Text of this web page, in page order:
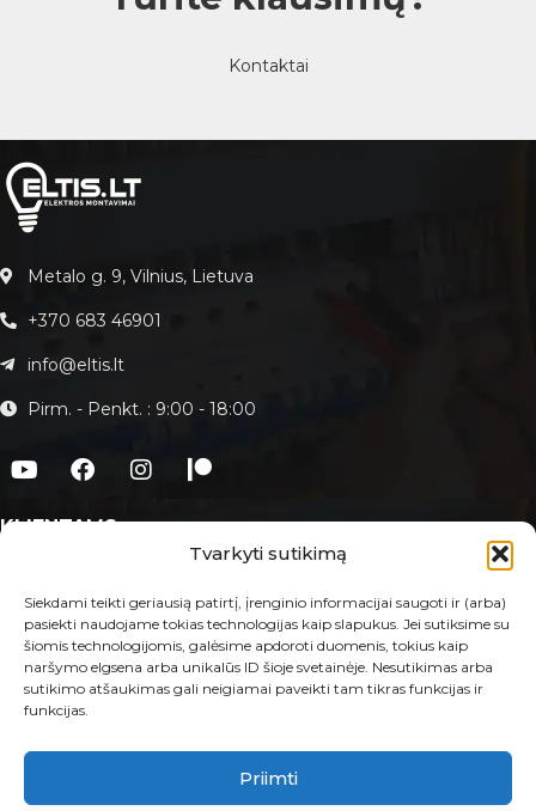
Tvarkyti sutikimą
Siekdami teikti geriausią patirtį, įrenginio informacijai saugoti ir (arba)
pasiekti naudojame tokias technologijas kaip slapukus. Jei sutiksime su
šiomis technologijomis, galėsime apdoroti duomenis, tokius kaip
naršymo elgsena arba unikalūs ID šioje svetainėje. Nesutikimas arba
sutikimo atšaukimas gali neigiamai paveikti tam tikras funkcijas ir
funkcijas.
Priimti
Kontaktai
Metalo g. 9, Vilnius, Lietuva
+370 683 46901
info@eltis.lt
Pirm. - Penkt. : 9:00 - 18:00
KLIENTAMS
Paslaugos
Kontaktai
E-PARDUOTUVĖ
Taisyklės ir sąlygos
Prekių grąžinimas ir garantija